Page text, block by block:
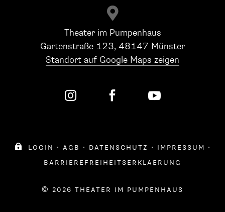

Theater im Pumpenhaus
Gartenstraße 123, 48147 Münster
Standort auf Google Maps zeigen
  
 login · agb · datenschutz · impressum ·
barrierefreiheitserklaerung
© 2026 theater im pumpenhaus